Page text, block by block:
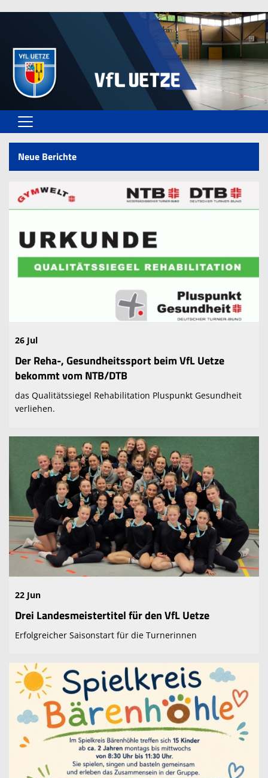
Home
Vereinsangebote
Unser VfL
Kontaktformular
Spielpläne
KameraInfo
Neue Berichte
26 Jul
Der Reha-, Gesundheitssport beim VfL Uetze
bekommt vom NTB/DTB
das Qualitätssiegel Rehabilitation Pluspunkt Gesundheit
verliehen.
22 Jun
Drei Landesmeistertitel für den VfL Uetze
Erfolgreicher Saisonstart für die Turnerinnen